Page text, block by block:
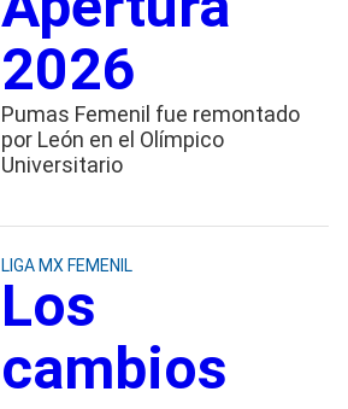
2026
Pumas Femenil fue remontado
por León en el Olímpico
Universitario
LIGA MX FEMENIL
Los
cambios